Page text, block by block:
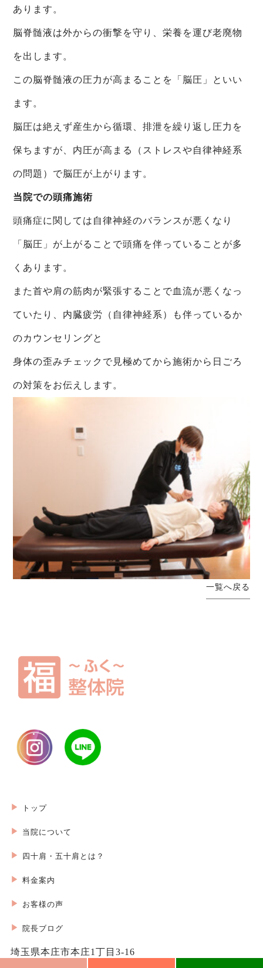
あります。
脳脊髄液は外からの衝撃を守り、栄養を運び老廃物
を出します。
この脳脊髄液の圧力が高まることを「脳圧」といい
ます。
脳圧は絶えず産生から循環、排泄を繰り返し圧力を
保ちますが、内圧が高まる（ストレスや自律神経系
の問題）で脳圧が上がります。
当院での頭痛施術
頭痛症に関しては自律神経のバランスが悪くなり
「脳圧」が上がることで頭痛を伴っていることが多
くあります。
また首や肩の筋肉が緊張することで血流が悪くなっ
ていたり、内臓疲労（自律神経系）も伴っているか
のカウンセリングと
身体の歪みチェックで見極めてから施術から日ごろ
の対策をお伝えします。
一覧へ戻る
トップ
当院について
四十肩・五十肩とは？
料金案内
お客様の声
院長ブログ
埼玉県本庄市本庄1丁目3-16